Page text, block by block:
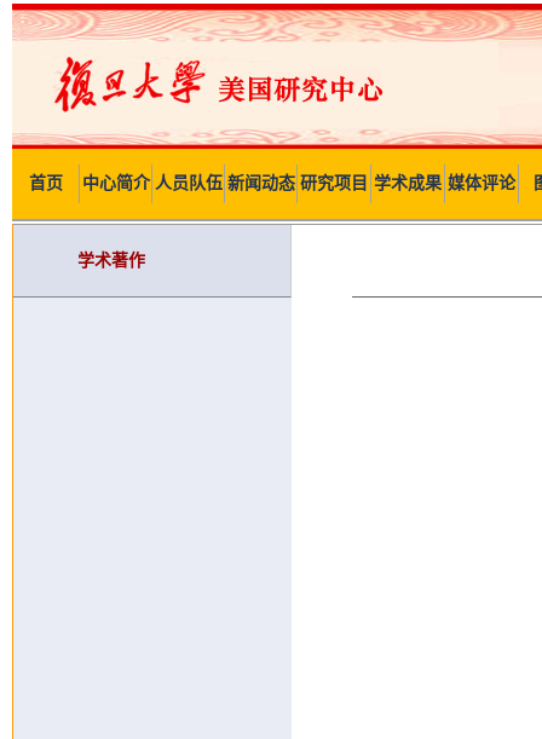
首页 中心简介 人员队伍 新闻动态 研究项目 学术成果 媒体评论
学术著作